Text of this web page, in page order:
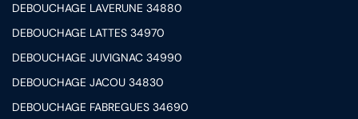
DEBOUCHAGE LAVERUNE 34880
DEBOUCHAGE LATTES 34970
DEBOUCHAGE JUVIGNAC 34990
DEBOUCHAGE JACOU 34830
DEBOUCHAGE FABREGUES 34690